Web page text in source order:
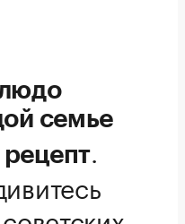
семье
.